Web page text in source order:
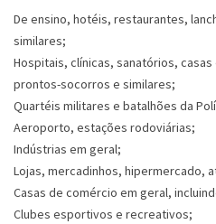
De ensino, hotéis, restaurantes,
similares;
Hospitais, clínicas, sanatórios,
prontos-socorros e similares;
Quartéis militares e batalhões da
Aeroporto, estações rodoviárias;
Indústrias em geral;
Lojas, mercadinhos, hipermercado,
Casas de comércio em geral,
Clubes esportivos e recreativos;